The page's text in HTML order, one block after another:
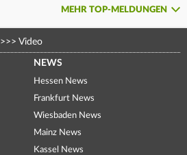
MEHR TOP-MELDUNGEN
>>> Video
NEWS
Hessen News
Frankfurt News
Wiesbaden News
Mainz News
Kassel News